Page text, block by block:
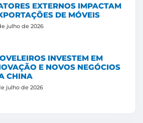
EXTERNOS IMPACTAM
DE MÓVEIS
julho de 2026
INVESTEM EM
E NOVOS NEGÓCIOS
CHINA
julho de 2026